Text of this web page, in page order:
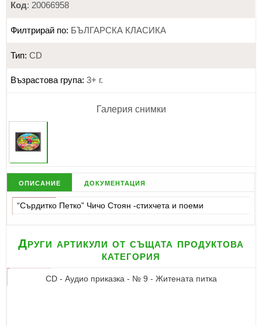
Код: 20066958
Филтрирай по: БЪЛГАРСКА КЛАСИКА
Тип: CD
Възрастова група: 3+ г.
Галерия снимки
описание документация
“Сърдитко Петко” Чичо Стоян -стихчета и поеми
Други артикули от същата продуктова
категория
CD - Аудио приказка - № 9 - Житената питка